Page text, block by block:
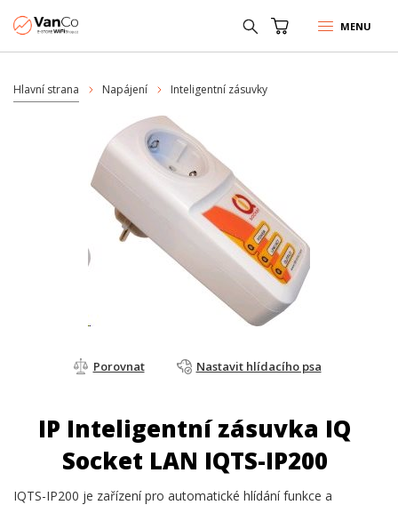
MENU
Hlavní strana Napájení Inteligentní zásuvky
Porovnat Nastavit hlídacího psa
IP Inteligentní zásuvka IQ
Socket LAN IQTS-IP200
IQTS-IP200 je zařízení pro automatické hlídání funkce a